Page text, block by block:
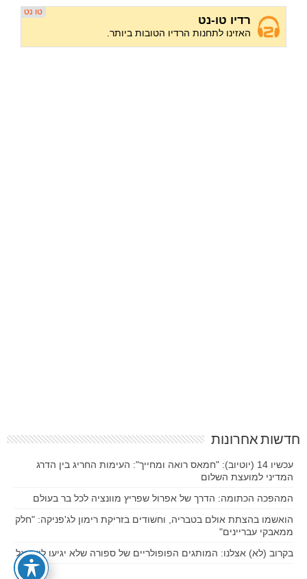
חדשות אחרונות
עכשיו 14 (יוטיוב): "חמאס רואה ומחייך": העימות החריג בין הדרג
המדיני למועצת השלום
המהפכה הכתומה: הדרך של אפרול שפריץ מוונציה לכל בר בעולם
הואשמו בהצתת אולם בטבריה, וחשודים בזריקת רימון לג'פניקה: "חלק
ממאבקי עבריינים"
בקרוב (לא) אצלנו: המותגים הפופולריים של ספורה שלא יגיעו לישראל